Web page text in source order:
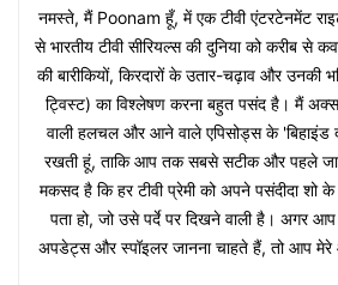
नमस्ते, मैं Poonam हूँ, में एक टीवी एंटरटेनमेंट
से भारतीय टीवी सीरियल्स की दुनिया को करीब से
की बारीकियों, किरदारों के उतार-चढ़ाव और उनकी
ट्विस्ट) का विश्लेषण करना बहुत पसंद है। मैं
वाली हलचल और आने वाले एपिसोड्स के
रखती हूं, ताकि आप तक सबसे सटीक और पहले
मकसद है कि हर टीवी प्रेमी को अपने पसंदीदा शो के
पता हो, जो उसे पर्दे पर दिखने वाली है। अगर आप
अपडेट्स और स्पॉइलर जानना चाहते हैं, तो आप